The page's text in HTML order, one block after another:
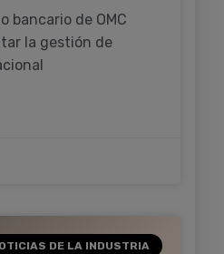
bancario de OMC
la gestión de
DE LA INDUSTRIA